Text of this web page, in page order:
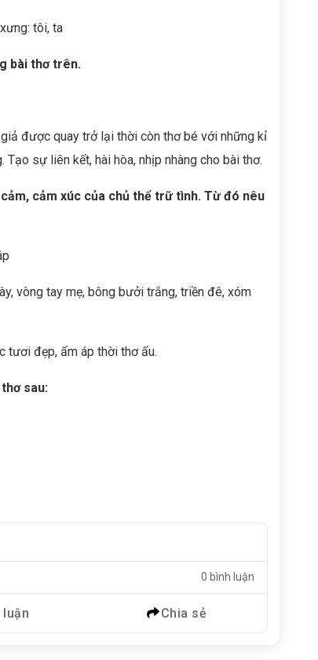
tôi, ta
bài thơ trên.
được quay trở lại thời còn thơ bé với những kỉ
sự liên kết, hài hòa, nhịp nhàng cho bài thơ.
cảm xúc của chủ thể trữ tình. Từ đó nêu
vòng tay mẹ, bông bưởi trắng, triền đê, xóm
tươi đẹp, ấm áp thời thơ ấu.
sau:
0 bình luận
luận Chia sẻ